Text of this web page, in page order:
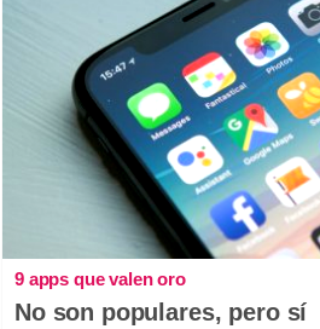
9 apps que valen oro
No son populares, pero sí